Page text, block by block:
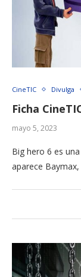
CineTIC Divulga
Ficha
mayo 5, 2023
Big hero 6 es
aparece